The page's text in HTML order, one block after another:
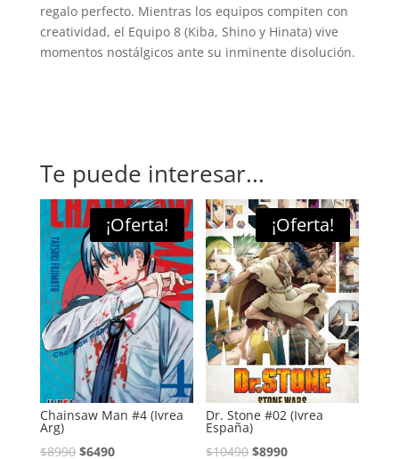
regalo perfecto. Mientras los equipos compiten con
creatividad, el Equipo 8 (Kiba, Shino y Hinata) vive
momentos nostálgicos ante su inminente disolución.
Te puede interesar...
¡Oferta!
Chainsaw Man #4 (Ivrea
Arg)
$8990 El
$6490El
¡Oferta!
Dr. Stone #02 (Ivrea
España)
$10490 El
$8990El